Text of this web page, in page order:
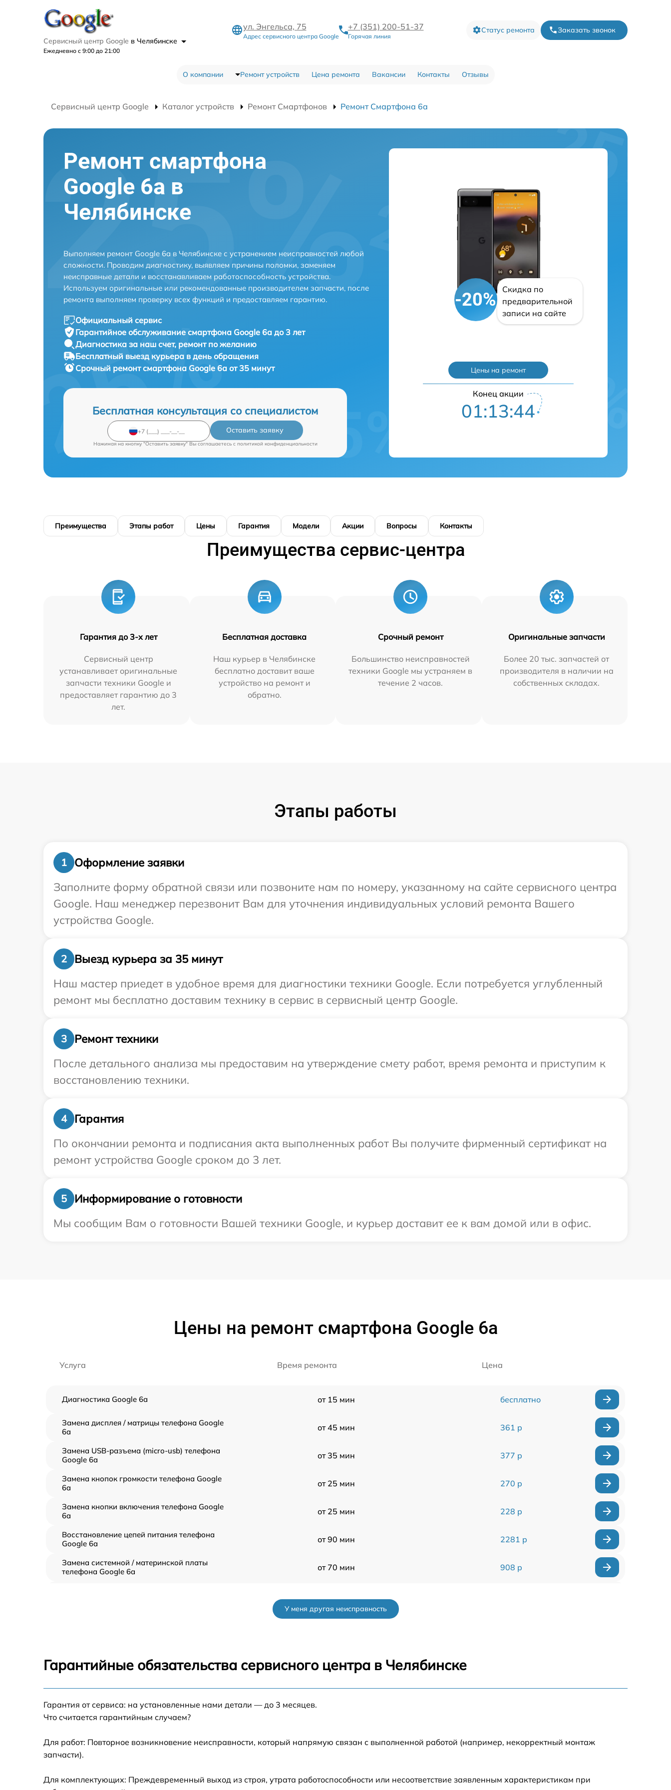
Сервисный центр Google в Челябинске
Ежедневно с 9:00 до 21:00
ул. Энгельса, 75
Адрес сервисного центра Google
+7 (351) 200-51-37
Горячая линия
Статус ремонта Заказать звонок
О компании Ремонт устройств Цена ремонта Вакансии Контакты Отзывы
Сервисный центр Google Каталог устройств Ремонт Смартфонов Ремонт Смартфона 6a
Ремонт смартфона
Google 6a в
Челябинске
Выполняем ремонт Google 6a в Челябинске с устранением неисправностей любой
сложности. Проводим диагностику, выявляем причины поломки, заменяем
неисправные детали и восстанавливаем работоспособность устройства.
Используем оригинальные или рекомендованные производителем запчасти, после
ремонта выполняем проверку всех функций и предоставляем гарантию.
Официальный сервис
Гарантийное обслуживание смартфона Google 6a до 3 лет
Диагностика за наш счет, ремонт по желанию
Бесплатный выезд курьера в день обращения
Срочный ремонтсмартфона Google 6a от 35 минут
Бесплатная консультация со специалистом
Оставить заявку
Нажимая на кнопку "Оставить заявку" Вы соглашаетесь c политикой конфиденциальности
-20%
Скидка по
предварительной
записи на сайте
Цены на ремонт
Конец акции
01:13:43
Преимущества Этапы работ Цены Гарантия Модели Акции Вопросы Контакты
Преимущества сервис-центра
Гарантия до 3-х лет
Сервисный центр
устанавливает оригинальные
запчасти техники Google и
предоставляет гарантию до 3
лет.
Бесплатная доставка
Наш курьер в Челябинске
бесплатно доставит ваше
устройство на ремонт и
обратно.
Срочный ремонт
Большинство неисправностей
техники Google мы устраняем в
течение 2 часов.
Оригинальные запчасти
Более 20 тыс. запчастей от
производителя в наличии на
собственных складах.
Этапы работы
1
Оформление заявки
Заполните форму обратной связи или позвоните нам по номеру, указанному на сайте сервисного центра
Google. Наш менеджер перезвонит Вам для уточнения индивидуальных условий ремонта Вашего
устройства Google.
2
Выезд курьера за 35 минут
Наш мастер приедет в удобное время для диагностики техники Google. Если потребуется углубленный
ремонт мы бесплатно доставим технику в сервис в сервисный центр Google.
3
Ремонт техники
После детального анализа мы предоставим на утверждение смету работ, время ремонта и приступим к
восстановлению техники.
4
Гарантия
По окончании ремонта и подписания акта выполненных работ Вы получите фирменный сертификат на
ремонт устройства Google сроком до 3 лет.
5
Информирование о готовности
Мы сообщим Вам о готовности Вашей техники Google, и курьер доставит ее к вам домой или в офис.
Цены на ремонт смартфона Google 6a
Услуга Время ремонта Цена
Диагностика Google 6a от 15 мин бесплатно
Замена дисплея / матрицы телефона Google
6a
от 45 мин 361 р
Замена USB-разъема (micro-usb) телефона
Google 6a
от 35 мин 377 р
Замена кнопок громкости телефона Google
6a
от 25 мин 270 р
Замена кнопки включения телефона Google
6a
от 25 мин 228 р
Восстановление цепей питания телефона
Google 6a
от 90 мин 2281 р
Замена системной / материнской платы
телефона Google 6a
от 70 мин 908 р
Замена динамика телефона Google 6a
У меня другая неисправность
Гарантийные обязательства сервисного центра в Челябинске
Гарантия от сервиса: на установленные нами детали — до 3 месяцев.
Что считается гарантийным случаем?
Для работ: Повторное возникновение неисправности, который напрямую связан с выполненной работой (например, некорректный монтаж
запчасти).
Для комплектующих: Преждевременный выход из строя, утрата работоспособности или несоответствие заявленным характеристикам при